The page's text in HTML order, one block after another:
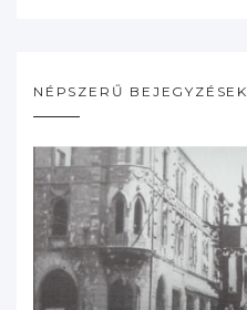
NÉPSZERŰ BEJEGYZÉSEK